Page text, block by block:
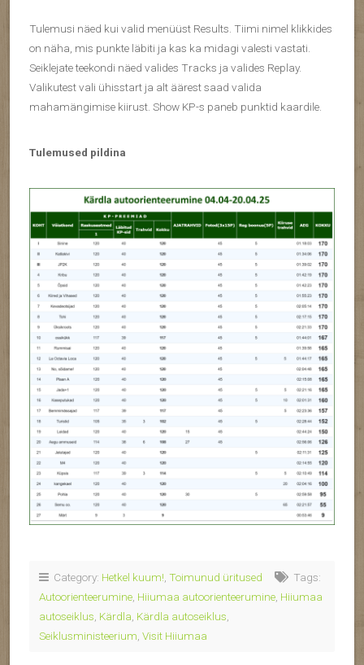
Tulemusi näed kui valid menüüst Results. Tiimi nimel klikkides
on näha, mis punkte läbiti ja kas ka midagi valesti vastati.
Seiklejate teekondi näed valides Tracks ja valides Replay.
Valikutest vali ühisstart ja alt äärest saad valida
mahamängimise kiirust. Show KP-s paneb punktid kaardile.
Tulemused pildina
Category: Hetkel kuum! Toimunud üritused
Tags:
Autoorienteerumine Hiiumaa autoorienteerumine Hiiumaa
autoseiklus Kärdla Kärdla autoseiklus
Seiklusministeerium Visit Hiiumaa